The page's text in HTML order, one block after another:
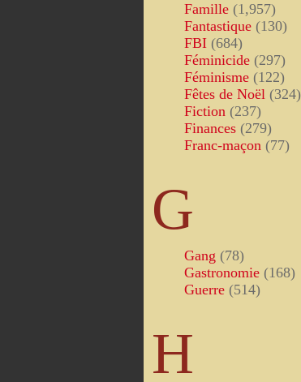
Famille (1,957)
Fantastique (130)
FBI (684)
Féminicide (297)
Féminisme (122)
Fêtes de Noël (324)
Fiction (237)
Finances (279)
Franc-maçon (77)
G
Gang (78)
Gastronomie (168)
Guerre (514)
H